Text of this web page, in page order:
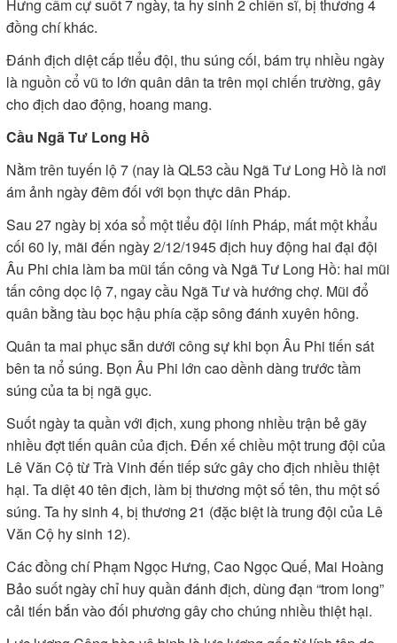
Hưng cầm cự suốt 7 ngày, ta hy sinh 2 chiến sĩ, bị thương 4
đồng chí khác.
Đánh địch diệt cấp tiểu đội, thu súng cối, bám trụ nhiều ngày
là nguồn cổ vũ to lớn quân dân ta trên mọi chiến trường, gây
cho địch dao động, hoang mang.
Cầu Ngã Tư Long Hồ
Nằm trên tuyến lộ 7 (nay là QL53 cầu Ngã Tư Long Hồ là nơi
ám ảnh ngày đêm đối với bọn thực dân Pháp.
Sau 27 ngày bị xóa sổ một tiểu đội lính Pháp, mất một khẩu
cối 60 ly, mãi đến ngày 2/12/1945 địch huy động hai đại đội
Âu Phi chia làm ba mũi tấn công và Ngã Tư Long Hồ: hai mũi
tấn công dọc lộ 7, ngay cầu Ngã Tư và hướng chợ. Mũi đổ
quân bằng tàu bọc hậu phía cặp sông đánh xuyên hông.
Quân ta mai phục sẵn dưới công sự khi bọn Âu Phi tiến sát
bên ta nổ súng. Bọn Âu Phi lớn cao dềnh dàng trước tầm
súng của ta bị ngã gục.
Suốt ngày ta quần với địch, xung phong nhiều trận bẻ gãy
nhiều đợt tiến quân của địch. Đến xế chiều một trung đội của
Lê Văn Cộ từ Trà Vinh đến tiếp sức gây cho địch nhiều thiệt
hại. Ta diệt 40 tên địch, làm bị thương một số tên, thu một số
súng. Ta hy sinh 4, bị thương 21 (đặc biệt là trung đội của Lê
Văn Cộ hy sinh 12).
Các đồng chí Phạm Ngọc Hưng, Cao Ngọc Quế, Mai Hoàng
Bảo suốt ngày chỉ huy quần đánh địch, dùng đạn “trom long”
cải tiến bắn vào đối phương gây cho chúng nhiều thiệt hại.